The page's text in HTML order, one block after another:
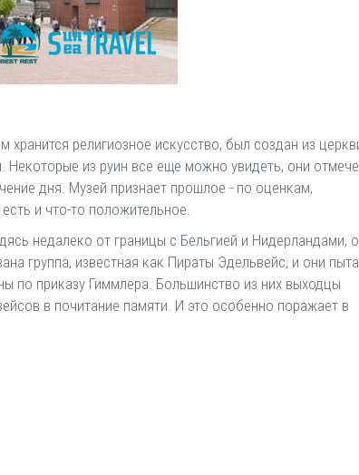
религиозное искусство, был создан из
из руин все еще можно увидеть, они
дня. Музей признает прошлое - по оценкам,
и что-то положительное.
недалеко от границы с Бельгией и Нидерландами,
группа, известная как Пираты Эдельвейс, и они
по приказу Гиммлера. Большинство из них выходцы
в почитание памяти. И это особенно поражает в